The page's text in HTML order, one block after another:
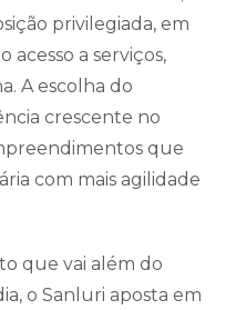
privilegiada, em
acesso a serviços,
A escolha do
crescente no
que
com mais agilidade
que vai além do
o Sanluri aposta em